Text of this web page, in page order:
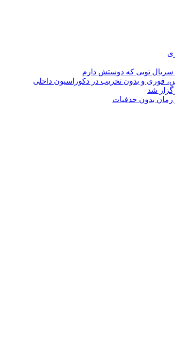
سریال تویی که دوستش دارم
فوری و بدون تخریب در دکوراسیون داخلی
شد